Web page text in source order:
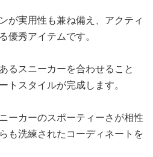
が実用性も兼ね備え、アクティ
優秀アイテムです。
るスニーカーを合わせること
トスタイルが完成します。
ーカーのスポーティーさが相性
も洗練されたコーディネートを